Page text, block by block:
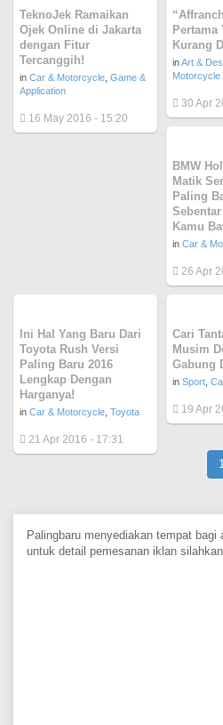
TeknoJek Ramaikan
Ojek Online di Jakarta
dengan Fitur
Tercanggih!
in Car & Motorcycle Game &
Application
16 May 2016 - 15:20
Pertama
Kurang
inArt &
Motorcycle
30 Apr
BMW
Matik
Paling
Kamu
in Car &
26 Apr
Ini Hal Yang Baru Dari
Toyota Rush Versi
Paling Baru 2016
Lengkap Dengan
Harganya!
in Car & Motorcycle Toyota
21 Apr 2016 - 17:31
Cari
Musim
Gabung
in Sport
19 Apr
Palingbaru menyediakan tempat bagi
untuk detail pemesanan iklan